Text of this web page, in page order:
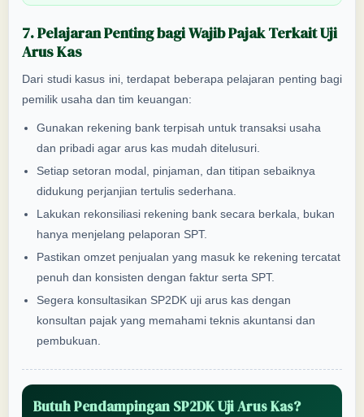
7. Pelajaran Penting bagi Wajib Pajak Terkait Uji
Arus Kas
Dari studi kasus ini, terdapat beberapa pelajaran penting bagi
pemilik usaha dan tim keuangan:
Gunakan rekening bank terpisah untuk transaksi usaha
dan pribadi agar arus kas mudah ditelusuri.
Setiap setoran modal, pinjaman, dan titipan sebaiknya
didukung perjanjian tertulis sederhana.
Lakukan rekonsiliasi rekening bank secara berkala, bukan
hanya menjelang pelaporan SPT.
Pastikan omzet penjualan yang masuk ke rekening tercatat
penuh dan konsisten dengan faktur serta SPT.
Segera konsultasikan SP2DK uji arus kas dengan
konsultan pajak yang memahami teknis akuntansi dan
pembukuan.
Butuh Pendampingan SP2DK Uji Arus Kas?